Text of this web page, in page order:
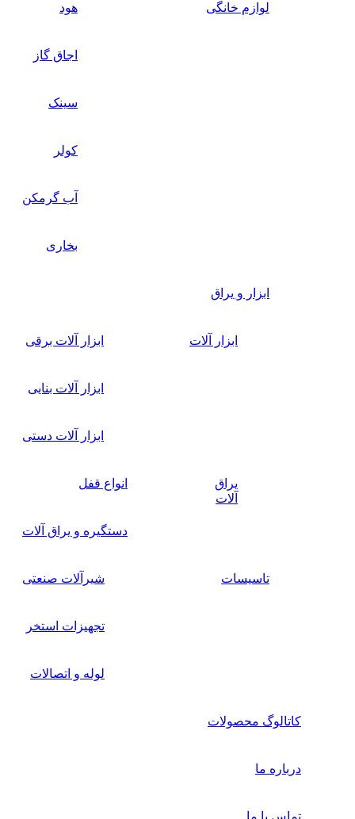
لوازم خانگی هود
اجاق گاز
سینک
کولر
آب گرمکن
بخاری
ابزار و یراق
ابزار آلات ابزار آلات برقی
ابزار آلات بنایی
ابزار آلات دستی
یراق
آلات
انواع قفل
دستگیره و یراق آلات
تاسیسات شیرآلات صنعتی
تجهیزات استخر
لوله و اتصالات
کاتالوگ محصولات
درباره ما